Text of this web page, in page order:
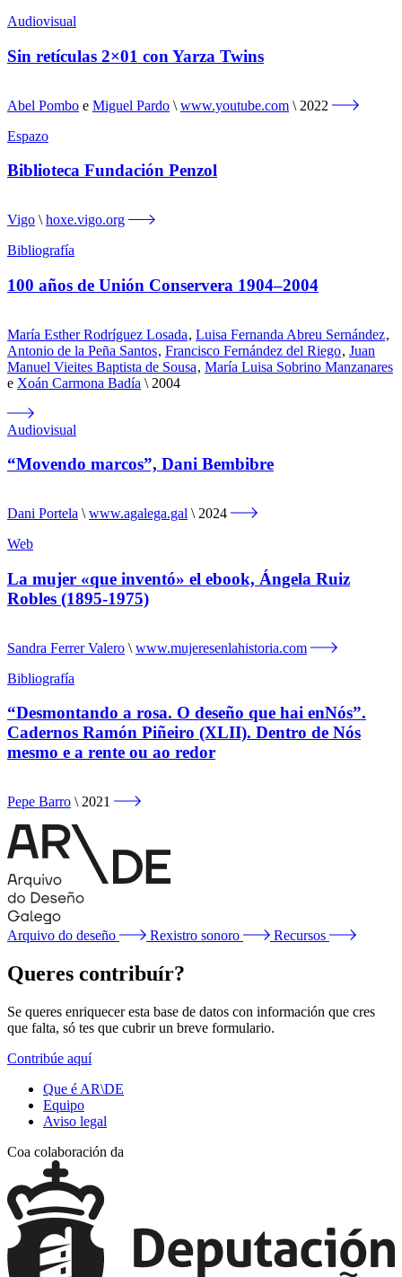
Audiovisual
Sin retículas 2×01 con Yarza Twins
Abel Pombo e Miguel Pardo www.youtube.com
2022
Espazo
Biblioteca Fundación Penzol
Vigo
hoxe.vigo.org
Bibliografía
100 años de Unión Conservera 1904–2004
María Esther Rodríguez Losada, Luisa Fernanda Abreu Sernández,
Antonio de la Peña Santos, Francisco Fernández del Riego, Juan
Manuel Vieites Baptista de Sousa, María Luisa Sobrino Manzanares
e Xoán Carmona Badía 2004
Audiovisual
“Movendo marcos”, Dani Bembibre
Dani Portela www.agalega.gal
2024
Web
La mujer «que inventó» el ebook, Ángela Ruiz
Robles (1895-1975)
Sandra Ferrer Valero
www.mujeresenlahistoria.com
Bibliografía
“Desmontando a rosa. O deseño que hai enNós”.
Cadernos Ramón Piñeiro (XLII). Dentro de Nós
mesmo e a rente ou ao redor
Pepe Barro 2021
Arquivo do deseño Rexistro sonoro Recursos
Queres contribuír?
Se queres enriquecer esta base de datos con información que cres
que falta, só tes que cubrir un breve formulario.
Contribúe aquí
Que é AR\DE
Equipo
Aviso legal
Coa colaboración da